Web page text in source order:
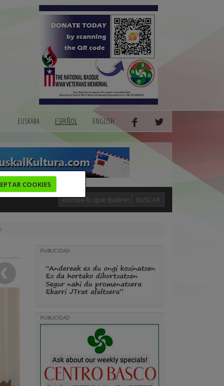
COOKIES
EUSKARA ESPAÑOL ENGLISH
BUSCAR
PUBLICIDAD
PUBLICIDAD